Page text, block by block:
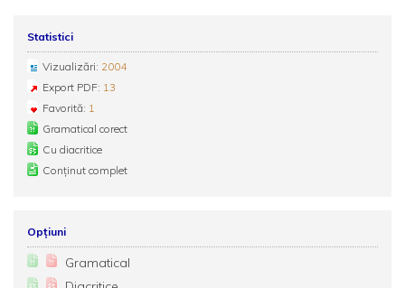
Statistici
Vizualizări: 2004
Export PDF: 13
Favorită: 1
Gramatical corect
Cu diacritice
Conținut complet
Opțiuni
Gramatical